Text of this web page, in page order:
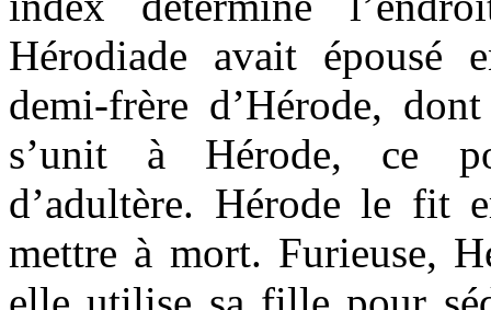
Hérodiade avait épousé
demi-frère d’Hérode,
s’unit à Hérode, ce
d’adultère. Hérode le fit
mettre à mort. Furieuse,